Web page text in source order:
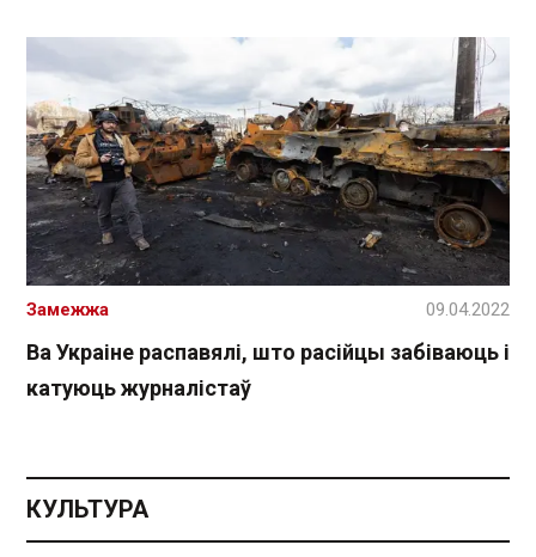
Ва Украіне распавялі, што расійцы забіваюць і
катуюць журналістаў
Замежжа 09.04.2022
КУЛЬТУРА